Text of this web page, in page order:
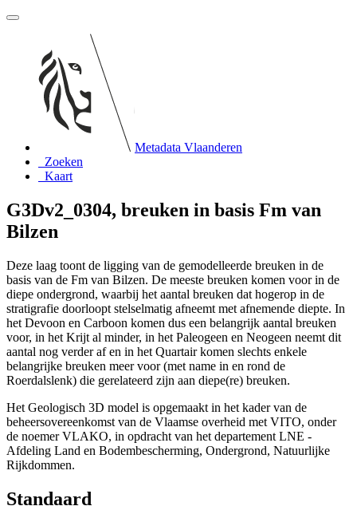
Metadata Vlaanderen
Zoeken
Kaart
G3Dv2_0304, breuken in basis Fm van
Bilzen
Deze laag toont de ligging van de gemodelleerde breuken in de
basis van de Fm van Bilzen. De meeste breuken komen voor in de
diepe ondergrond, waarbij het aantal breuken dat hogerop in de
stratigrafie doorloopt stelselmatig afneemt met afnemende diepte. In
het Devoon en Carboon komen dus een belangrijk aantal breuken
voor, in het Krijt al minder, in het Paleogeen en Neogeen neemt dit
aantal nog verder af en in het Quartair komen slechts enkele
belangrijke breuken meer voor (met name in en rond de
Roerdalslenk) die gerelateerd zijn aan diepe(re) breuken.
Het Geologisch 3D model is opgemaakt in het kader van de
beheersovereenkomst van de Vlaamse overheid met VITO, onder
de noemer VLAKO, in opdracht van het departement LNE -
Afdeling Land en Bodembescherming, Ondergrond, Natuurlijke
Rijkdommen.
Standaard